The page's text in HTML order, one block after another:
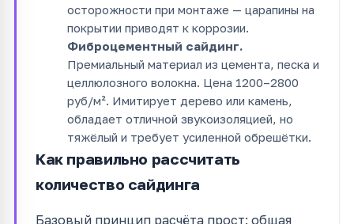
осторожности при монтаже — царапины на
покрытии приводят к коррозии.
Фиброцементный сайдинг.
Премиальный материал из цемента, песка и
целлюлозного волокна. Цена 1200–2800
руб/м². Имитирует дерево или камень,
обладает отличной звукоизоляцией, но
тяжёлый и требует усиленной обрешётки.
Как правильно рассчитать
количество сайдинга
Базовый принцип расчёта прост: общая